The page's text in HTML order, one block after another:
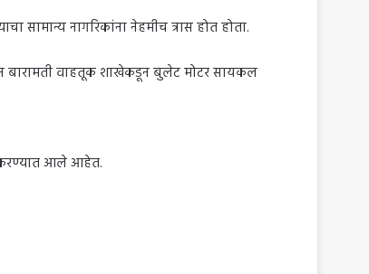
नागरिकांना नेहमीच त्रास होत होता.
बारामती वाहतूक शाखेकडून बुलेट मोटर सायकल
आले आहेत.